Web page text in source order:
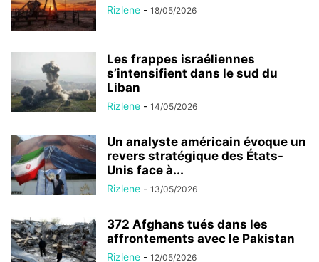
Rizlene - 18/05/2026
Les frappes israéliennes
s’intensifient dans le sud du
Liban
Rizlene - 14/05/2026
Un analyste américain évoque un
revers stratégique des États-
Unis face à...
Rizlene - 13/05/2026
372 Afghans tués dans les
affrontements avec le Pakistan
Rizlene - 12/05/2026